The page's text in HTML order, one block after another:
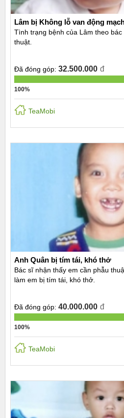
Lâm bị Không lỗ van động
Tình trạng bệnh của Lâm theo
thuật.
Đã đóng góp: 32.500.000 đ
100%
TeaMobi
Anh Quân bị tím tái, khó thở
Bác sĩ nhận thấy em cần phẫu
làm em bị tím tái, khó thở.
Đã đóng góp: 40.000.000 đ
100%
TeaMobi